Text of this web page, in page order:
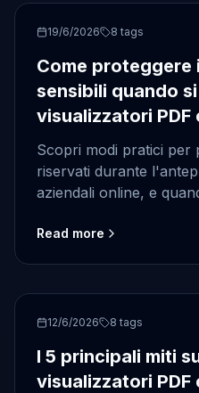
PDF
19/6/2026 8 tags
Come proteggere
sensibili quando
visualizzatori PDF
Scopri modi pratici per
riservati durante
aziendali online, e
lavoro controllati.
Read more
security
12/6/2026 8 tags
I 5 principali miti
visualizzatori PDF